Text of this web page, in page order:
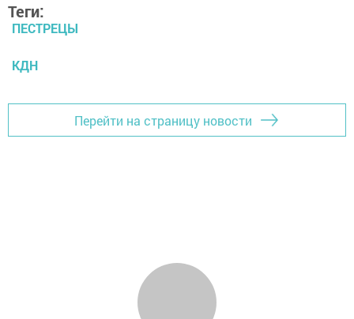
Теги:
ПЕСТРЕЦЫ
КДН
Перейти на страницу новости